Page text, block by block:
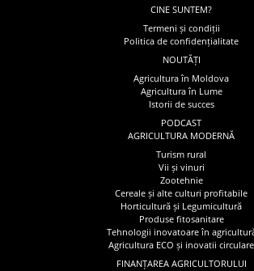
CINE SUNTEM?
Termeni și condiții
Politica de confidențialitate
NOUTĂȚI
Agricultura în Moldova
Agricultura în Lume
Istorii de succes
PODCAST
AGRICULTURA MODERNĂ
Turism rural
Vii și vinuri
Zootehnie
Cereale și alte culturi profitabile
Horticultură și Legumicultură
Produse fitosanitare
Tehnologii inovatoare în
Agricultura ECO și inovatii circulare
FINANȚAREA AGRICULTORULUI